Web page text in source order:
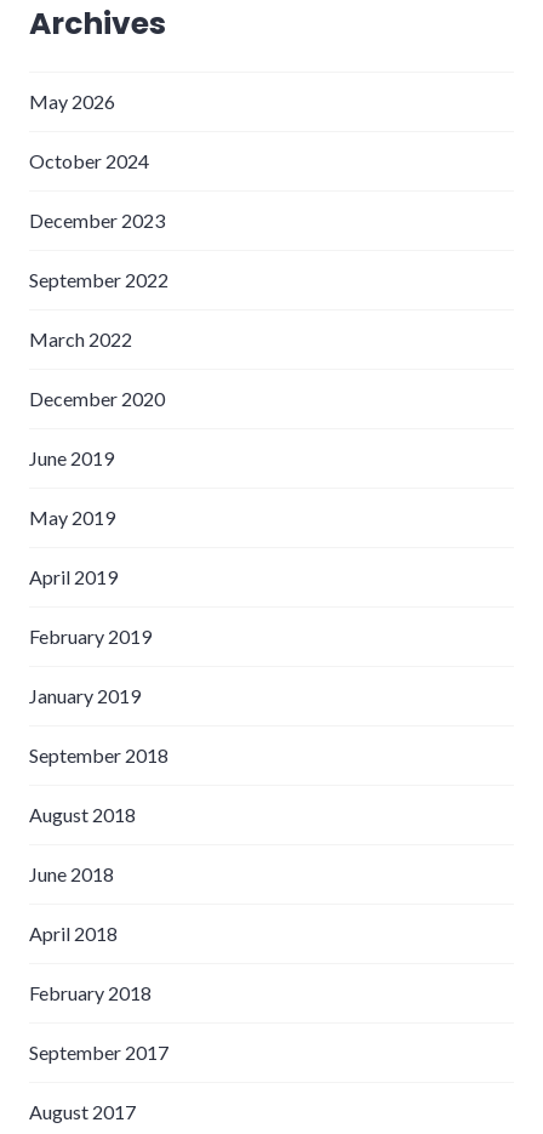
Archives
May 2026
October 2024
December 2023
September 2022
March 2022
December 2020
June 2019
May 2019
April 2019
February 2019
January 2019
September 2018
August 2018
June 2018
April 2018
February 2018
September 2017
August 2017